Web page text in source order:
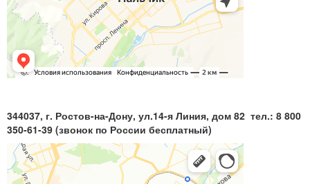
344037, г. Ростов-на-Дону, ул.14-я Линия, дом 82 тел.: 8 800
350-61-39 (звонок по России бесплатный)